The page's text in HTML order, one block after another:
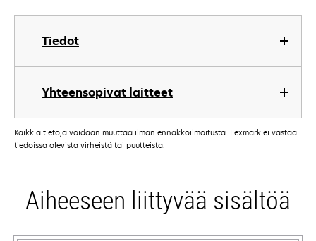
Tiedot
Yhteensopivat laitteet
Kaikkia tietoja voidaan muuttaa ilman ennakkoilmoitusta. Lexmark ei vastaa
tiedoissa olevista virheistä tai puutteista.
Aiheeseen liittyvää sisältöä